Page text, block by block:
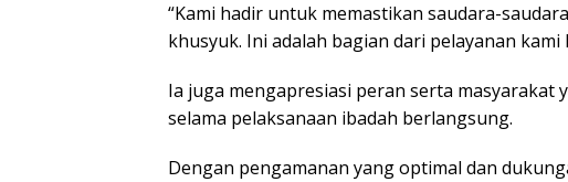
“Kami hadir untuk memastikan saudara-
khusyuk. Ini adalah bagian dari pelayanan kami
Ia juga mengapresiasi peran serta
selama pelaksanaan ibadah berlangsung.
Dengan pengamanan yang optimal dan